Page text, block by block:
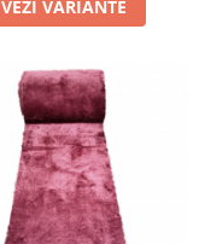
VEZI VARIANTE